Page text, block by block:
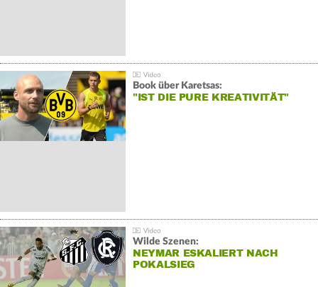
Book über Karetsas:
"IST DIE PURE KREATIVITÄT"
Wilde Szenen:
NEYMAR ESKALIERT NACH
POKALSIEG